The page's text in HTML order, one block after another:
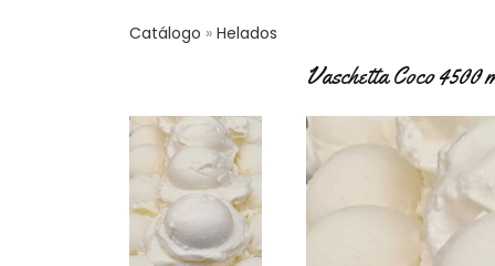
Catálogo Helados
Vaschetta Coco 4500